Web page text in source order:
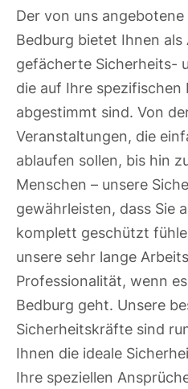
Der von uns
Bedburg bietet Ihnen
gefächerte Sicherheits-
die auf Ihre
abgestimmt sind. Von
Veranstaltungen, die
ablaufen sollen, bis hin
Menschen – unsere
gewährleisten, dass Sie
komplett geschützt
unsere sehr lange
Professionalität, wenn
Bedburg geht. Unsere
Sicherheitskräfte sind
Ihnen die ideale
Ihre speziellen